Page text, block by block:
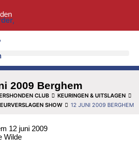
2009 Berghem
CLUB
KEURINGEN & UITSLAGEN
SHOW
12 JUNI 2009 BERGHEM
12 juni 2009
Wilde